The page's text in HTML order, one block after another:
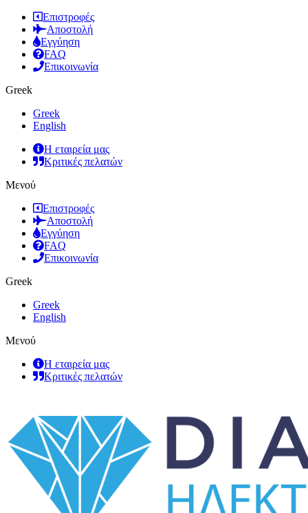
Επιστροφές
Αποστολή
Εγγύηση
FAQ
Επικοινωνία
Greek
Greek
English
Η εταιρεία μας
Κριτικές πελατών
Μενού
Επιστροφές
Αποστολή
Εγγύηση
FAQ
Επικοινωνία
Greek
Greek
English
Μενού
Η εταιρεία μας
Κριτικές πελατών